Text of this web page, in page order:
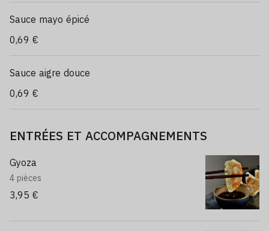
Sauce mayo épicé
0,69 €
Sauce aigre douce
0,69 €
ENTRÉES ET ACCOMPAGNEMENTS
Gyoza
4 pièces
3,95 €